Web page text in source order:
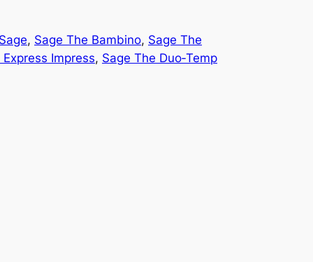
, Sage The Bambino, Sage The
Impress, Sage The Duo‑Temp